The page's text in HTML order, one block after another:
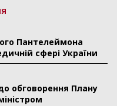
Пантелеймона
сфері України
обговорення Плану